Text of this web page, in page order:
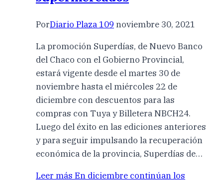
PorDiario Plaza 109 noviembre 30, 2021
La promoción Superdías, de Nuevo Banco
del Chaco con el Gobierno Provincial,
estará vigente desde el martes 30 de
noviembre hasta el miércoles 22 de
diciembre con descuentos para las
compras con Tuya y Billetera NBCH24.
Luego del éxito en las ediciones anteriores
y para seguir impulsando la recuperación
económica de la provincia, Superdías de…
Leer más En diciembre continúan los